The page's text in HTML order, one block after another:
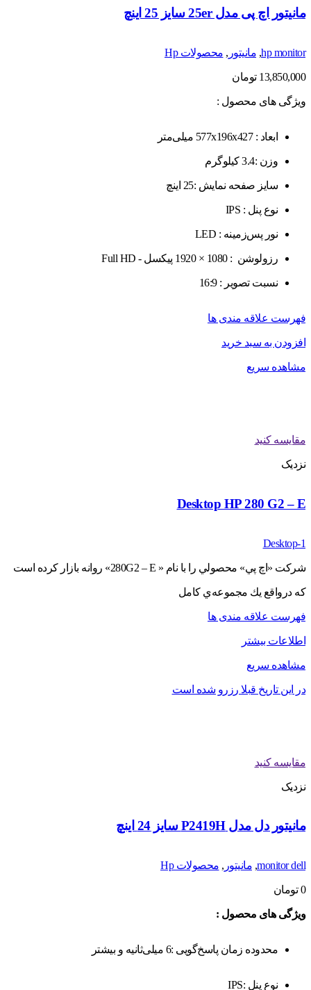
مانیتور اچ پی مدل 25er سایز 25 اینچ
hp monitor
, مانیتور , محصولات Hp
13,850,000 تومان
ویژگی های محصول :
ابعاد : 577x196x427 میلی‌متر
وزن :3.4 کیلوگرم
سایز صفحه نمایش :25 اینچ
نوع پنل : IPS
نور پس‌زمینه : LED
رزولوشن : 1080 × 1920 پیکسل - Full HD
نسبت تصویر : 16:9
فهرست علاقه مندی ها
افزودن به سبد خرید
مشاهده سریع
مقایسه کنید
نزدیک
Desktop HP 280 G2 – E
Desktop-1
شركت «اچ پي» محصولي را با نام « 280G2 – E» روانه بازار كرده است
كه درواقع يك مجموعه‌ي كامل
فهرست علاقه مندی ها
اطلاعات بیشتر
مشاهده سریع
در این تاریخ قبلا رزرو شده است
مقایسه کنید
نزدیک
مانیتور دل مدل P2419H سایز 24 اینچ
monitor dell
, مانیتور , محصولات Hp
0 تومان
ویژگی های محصول :
محدوده زمان پاسخ‌گویی :6 میلی‌ثانیه و بیشتر
نوع پنل :IPS